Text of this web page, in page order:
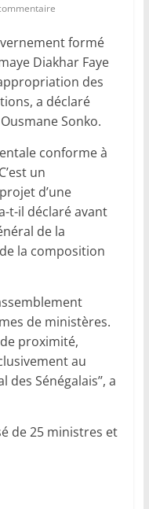
formé
Diakhar Faye
des
a déclaré
Sonko.
conforme à
un
d’une
t-il déclaré avant
de la
la composition
de ministères.
proximité,
au
Sénégalais’’, a
de 25 ministres et